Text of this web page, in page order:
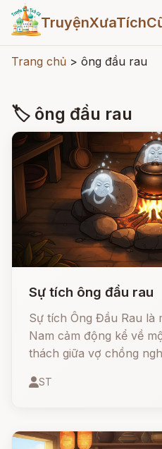
Trang chủ > ông đầu rau
🏷 ông đầu rau
Sự tích ông đầu rau
Sự tích Ông Đầu Rau là
Nam cảm động kể về
thách giữa vợ chồng
thúc bằng cái chết đau
thành ba ông đầu rau –
ST